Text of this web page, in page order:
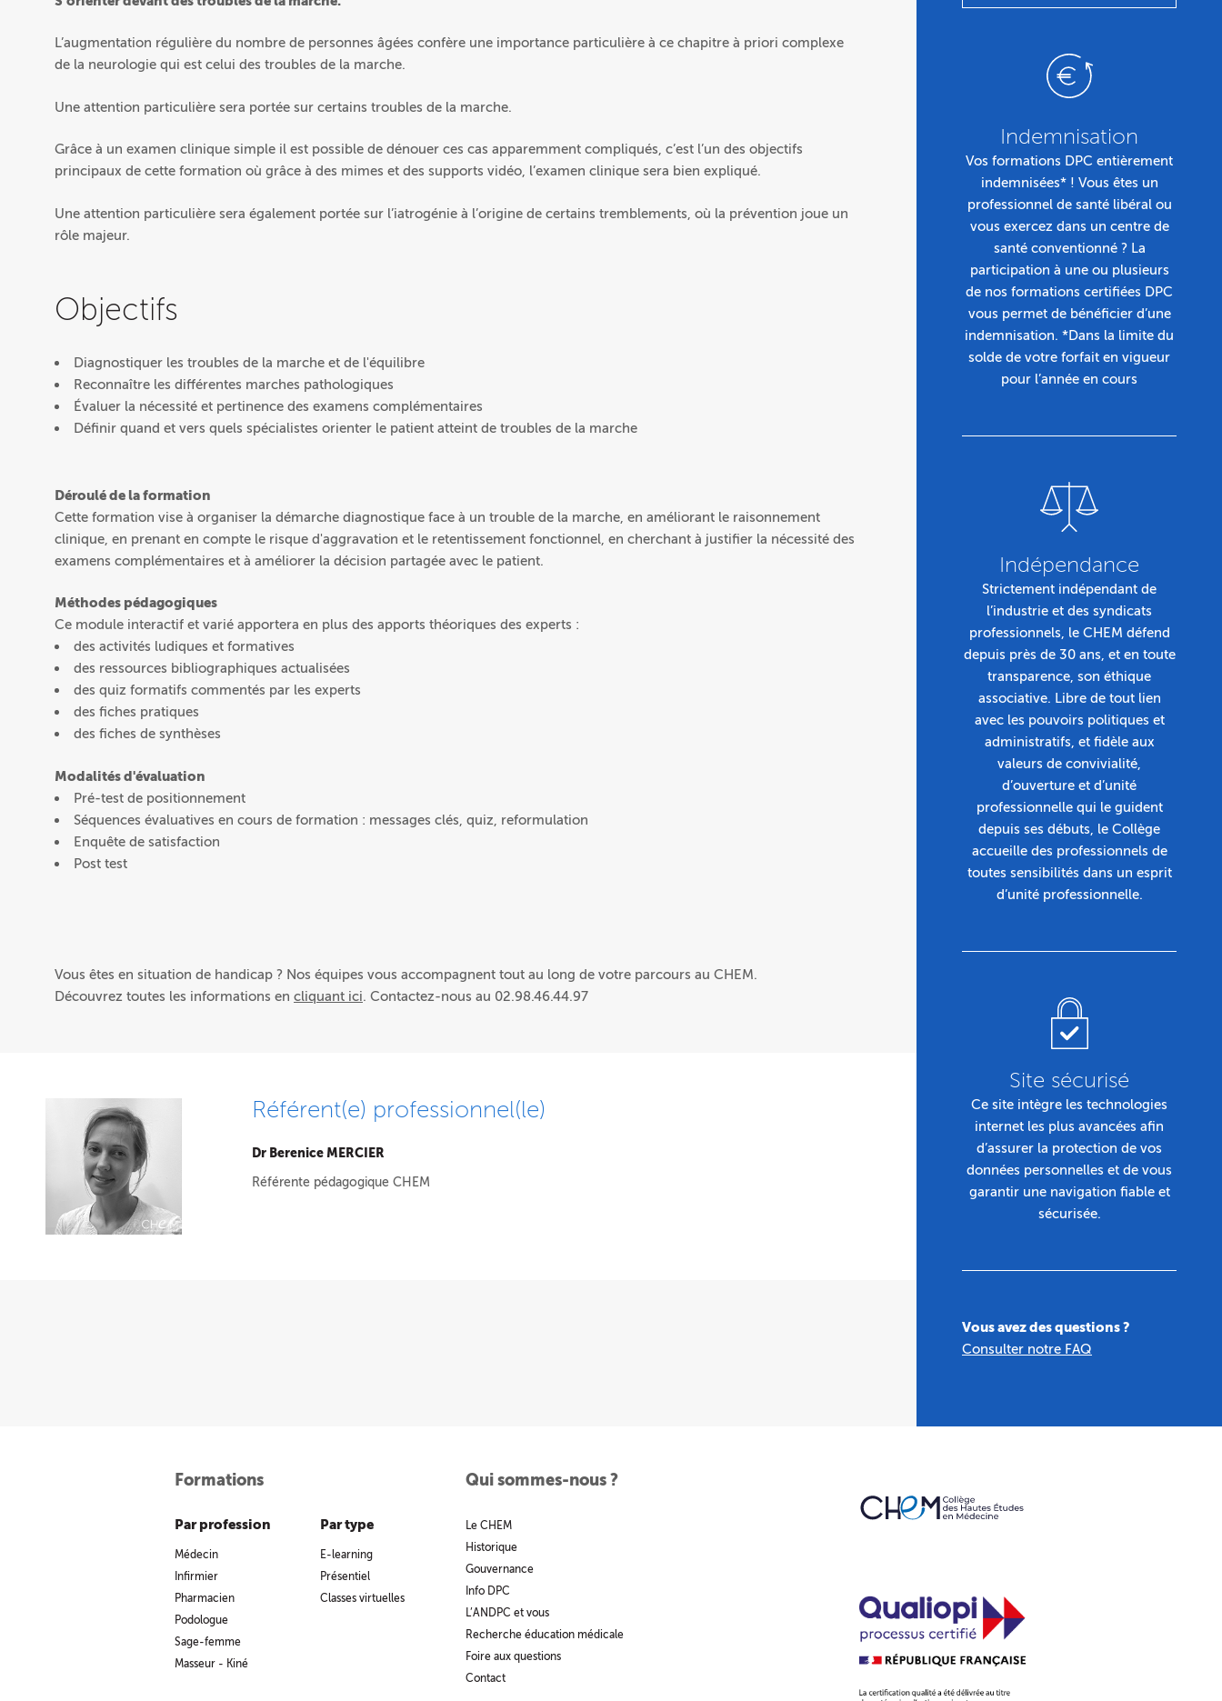
L’augmentation régulière du nombre de personnes âgées confère une importance particulière à ce chapitre à priori complexe
de la neurologie qui est celui des troubles de la marche.
Une attention particulière sera portée sur certains troubles de la marche.
Grâce à un examen clinique simple il est possible de dénouer ces cas apparemment compliqués, c’est l’un des objectifs
principaux de cette formation où grâce à des mimes et des supports vidéo, l’examen clinique sera bien expliqué.
Une attention particulière sera également portée sur l’iatrogénie à l’origine de certains tremblements, où la prévention joue un
rôle majeur.
Objectifs
Diagnostiquer les troubles de la marche et de l'équilibre
Reconnaître les différentes marches pathologiques
Évaluer la nécessité et pertinence des examens complémentaires
Définir quand et vers quels spécialistes orienter le patient atteint de troubles de la marche
Déroulé de la formation
Cette formation vise à organiser la démarche diagnostique face à un trouble de la marche, en améliorant le raisonnement
clinique, en prenant en compte le risque d'aggravation et le retentissement fonctionnel, en cherchant à justifier la nécessité des
examens complémentaires et à améliorer la décision partagée avec le patient.
Méthodes pédagogiques
Ce module interactif et varié apportera en plus des apports théoriques des experts :
des activités ludiques et formatives
des ressources bibliographiques actualisées
des quiz formatifs commentés par les experts
des fiches pratiques
des fiches de synthèses
Modalités d'évaluation
Pré-test de positionnement
Séquences évaluatives en cours de formation : messages clés, quiz, reformulation
Enquête de satisfaction
Post test
Vous êtes en situation de handicap ? Nos équipes vous accompagnent tout au long de votre parcours au CHEM.
Découvrez toutes les informations en cliquant ici. Contactez-nous au 02.98.46.44.97
Référent(e) professionnel(le)
Dr Berenice MERCIER
Référente pédagogique CHEM
Indemnisation
Vos formations DPC entièrement
indemnisées* ! Vous êtes un
professionnel de santé libéral ou
vous exercez dans un centre de
santé conventionné ? La
participation à une ou plusieurs
de nos formations certifiées DPC
vous permet de bénéficier d’une
indemnisation. *Dans la limite du
solde de votre forfait en vigueur
pour l’année en cours
Indépendance
Strictement indépendant de
l’industrie et des syndicats
professionnels, le CHEM défend
depuis près de 30 ans, et en toute
transparence, son éthique
associative. Libre de tout lien
avec les pouvoirs politiques et
administratifs, et fidèle aux
valeurs de convivialité,
d’ouverture et d’unité
professionnelle qui le guident
depuis ses débuts, le Collège
accueille des professionnels de
toutes sensibilités dans un esprit
d’unité professionnelle.
Site sécurisé
Ce site intègre les technologies
internet les plus avancées afin
d’assurer la protection de vos
données personnelles et de vous
garantir une navigation fiable et
sécurisée.
Vous avez des questions ?
Consulter notre FAQ
Formations
Par profession
Médecin
Infirmier
Pharmacien
Podologue
Sage-femme
Masseur - Kiné
Par type
E-learning
Présentiel
Classes virtuelles
Qui sommes-nous ?
Le CHEM
Historique
Gouvernance
Info DPC
L’ANDPC et vous
Recherche éducation médicale
Foire aux questions
Contact